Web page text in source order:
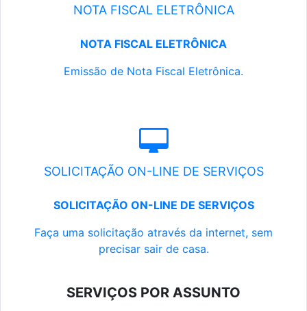
NOTA FISCAL ELETRÔNICA
NOTA FISCAL ELETRÔNICA
Emissão de Nota Fiscal Eletrônica.
SOLICITAÇÃO ON-LINE DE SERVIÇOS
SOLICITAÇÃO ON-LINE DE SERVIÇOS
Faça uma solicitação através da internet, sem
precisar sair de casa.
SERVIÇOS POR ASSUNTO